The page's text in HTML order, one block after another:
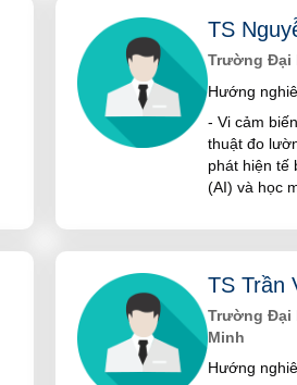
TS
Trường Đại
Hướng
- Vi cảm
thuật đo
phát hiện tế
(AI) và học
TS Trần
Trường Đại
Minh
Hướng